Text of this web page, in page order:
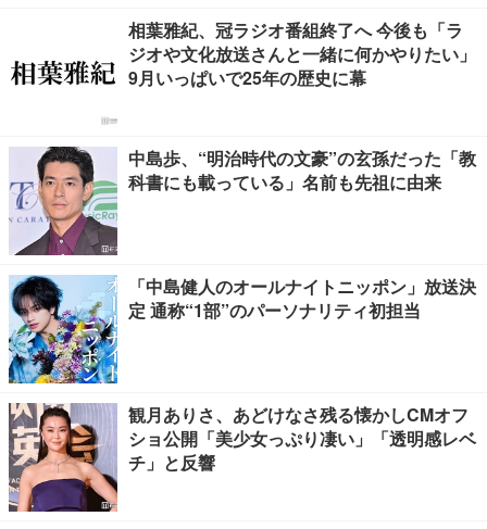
相葉雅紀、冠ラジオ番組終了へ 今後も「ラ
ジオや文化放送さんと一緒に何かやりたい」
9月いっぱいで25年の歴史に幕
中島歩、“明治時代の文豪”の玄孫だった「教
科書にも載っている」名前も先祖に由来
「中島健人のオールナイトニッポン」放送決
定 通称“1部”のパーソナリティ初担当
観月ありさ、あどけなさ残る懐かしCMオフ
ショ公開「美少女っぷり凄い」「透明感レベ
チ」と反響